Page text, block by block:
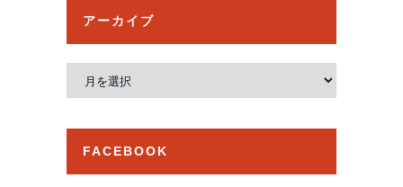
アーカイブ
ー
FACEBOOK